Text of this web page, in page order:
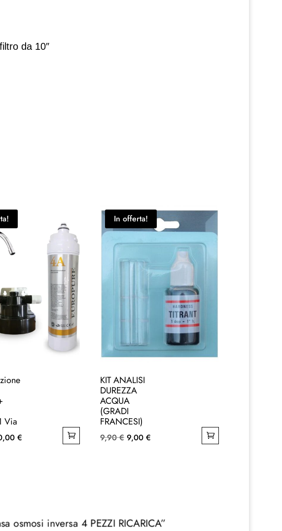
da 10″
Via
€Il
In offerta!
KIT ANALISI
DUREZZA
ACQUA
(GRADI
FRANCESI)
9,90€ Il
9,00€
osmosi inversa 4 PEZZI RICARICA”